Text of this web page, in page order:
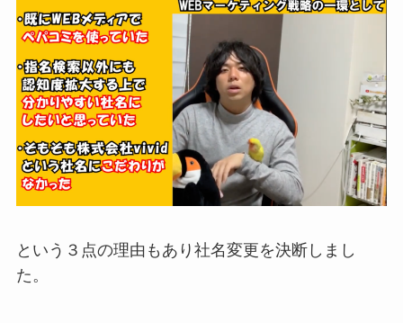
という３点の理由もあり社名変更を決断しまし
た。